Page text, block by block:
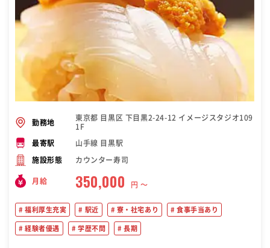
勤務地
東京都 目黒区 下目黒2-24-12 イメージスタジオ109
1F
最寄駅 山手線 目黒駅
施設形態 カウンター寿司
月給 350,000 円 〜
福利厚生充実 駅近 寮・社宅あり 食事手当あり
経験者優遇 学歴不問 長期